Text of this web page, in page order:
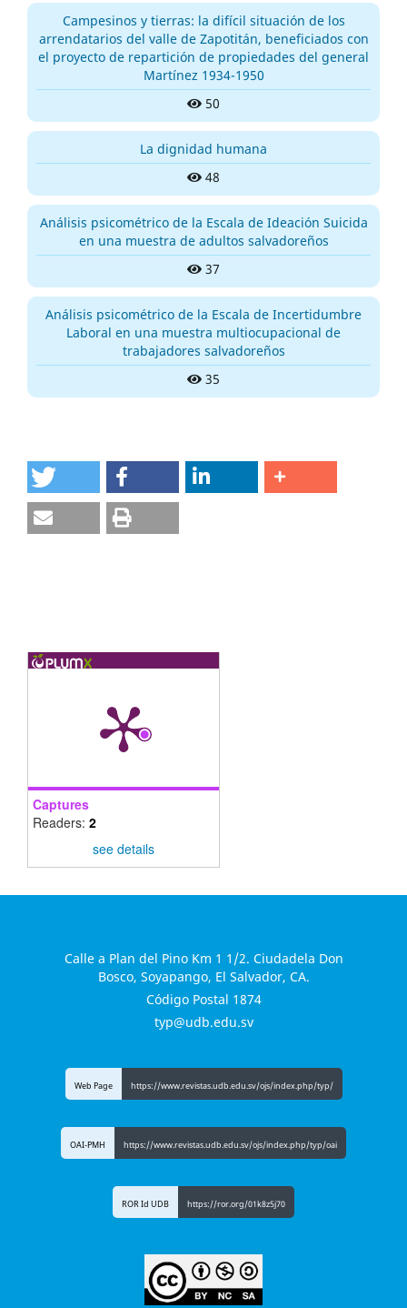
Campesinos y tierras: la difícil situación de los
arrendatarios del valle de Zapotitán, beneficiados con
el proyecto de repartición de propiedades del general
Martínez 1934-1950
50
La dignidad humana
48
Análisis psicométrico de la Escala de Ideación Suicida
en una muestra de adultos salvadoreños
37
Análisis psicométrico de la Escala de Incertidumbre
Laboral en una muestra multiocupacional de
trabajadores salvadoreños
35
Captures
Readers: 2
see details
Calle a Plan del Pino Km 1 1/2. Ciudadela Don
Bosco, Soyapango, El Salvador, CA.
Código Postal 1874
typ@udb.edu.sv
Web Page https://www.revistas.udb.edu.sv/ojs/index.php/typ/
OAI-PMH https://www.revistas.udb.edu.sv/ojs/index.php/typ/oai
ROR Id UDB https://ror.org/01k8z5j70